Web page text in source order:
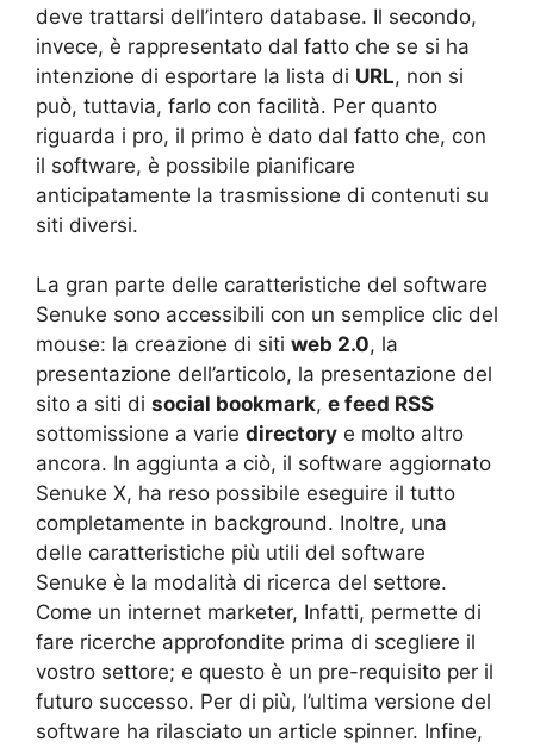
deve trattarsi dell’intero database. Il secondo,
invece, è rappresentato dal fatto che se si ha
intenzione di esportare la lista di URL, non si
può, tuttavia, farlo con facilità. Per quanto
riguarda i pro, il primo è dato dal fatto che, con
il software, è possibile pianificare
anticipatamente la trasmissione di contenuti su
siti diversi.
La gran parte delle caratteristiche del software
Senuke sono accessibili con un semplice clic del
mouse: la creazione di siti web 2.0, la
presentazione dell’articolo, la presentazione del
sito a siti di social bookmark, e feed RSS
sottomissione a varie directory e molto altro
ancora. In aggiunta a ciò, il software aggiornato
Senuke X, ha reso possibile eseguire il tutto
completamente in background. Inoltre, una
delle caratteristiche più utili del software
Senuke è la modalità di ricerca del settore.
Come un internet marketer, Infatti, permette di
fare ricerche approfondite prima di scegliere il
vostro settore; e questo è un pre-requisito per il
futuro successo. Per di più, l’ultima versione del
software ha rilasciato un article spinner. Infine,